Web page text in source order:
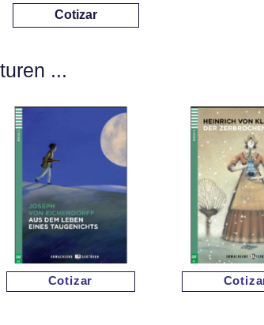
Cotizar
...
Cotizar